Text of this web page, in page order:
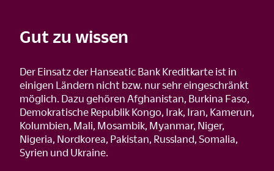
Gut zu wissen
Der Einsatz der Hanseatic Bank Kreditkarte ist in
einigen Ländern nicht bzw. nur sehr eingeschränkt
möglich. Dazu gehören Afghanistan, Burkina Faso,
Demokratische Republik Kongo, Irak, Iran, Kamerun,
Kolumbien, Mali, Mosambik, Myanmar, Niger,
Nigeria, Nordkorea, Pakistan, Russland, Somalia,
Syrien und Ukraine.